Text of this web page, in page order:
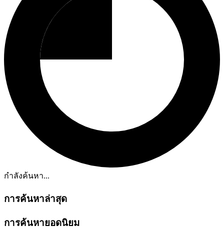
กำลังค้นหา...
การค้นหาล่าสุด
การค้นหายอดนิยม